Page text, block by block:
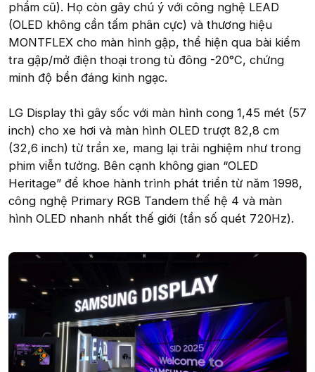
phẩm cũ). Họ còn gây chú ý với công nghệ LEAD
(OLED không cần tấm phân cực) và thương hiệu
MONTFLEX cho màn hình gập, thể hiện qua bài kiểm
tra gập/mở điện thoại trong tủ đông -20°C, chứng
minh độ bền đáng kinh ngạc.
LG Display thì gây sốc với màn hình cong 1,45 mét (57
inch) cho xe hơi và màn hình OLED trượt 82,8 cm
(32,6 inch) từ trần xe, mang lại trải nghiệm như trong
phim viễn tưởng. Bên cạnh không gian “OLED
Heritage” để khoe hành trình phát triển từ năm 1998,
công nghệ Primary RGB Tandem thế hệ 4 và màn
hình OLED nhanh nhất thế giới (tần số quét 720Hz).